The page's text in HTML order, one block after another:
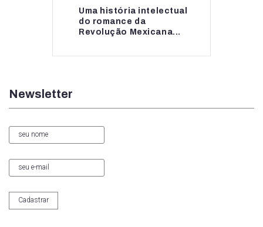
Uma história intelectual
do romance da
Revolução Mexicana...
Uma história intelectual
do romance da...
Newsletter